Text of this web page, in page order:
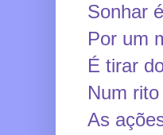
Sonhar
Por um
É tirar
Num
As